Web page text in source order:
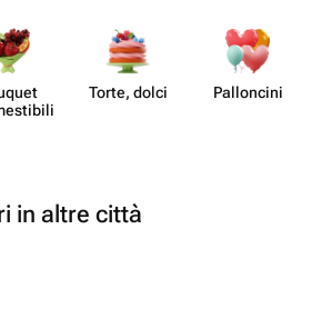
Torte, dolci Pall​oncini
in altre città